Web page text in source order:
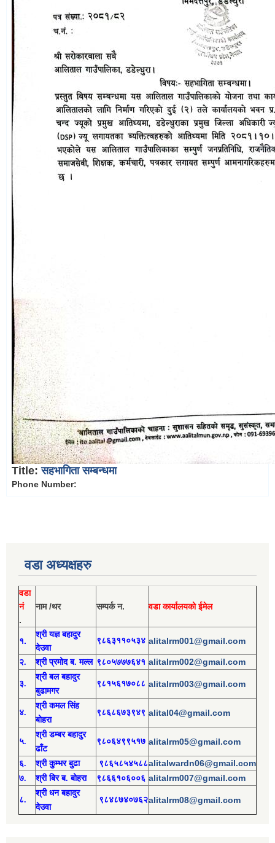
Title:सहभागिता सम्बन्धमा
Phone Number:
वडा अध्यक्षहरु
वडा
नं
.
नाम /थर सम्पर्क न. वडा कार्यालयको ईमेल
१.
श्री यज्ञ बहादुर
देउवा
९८६३११०५३४ alitalrm001@gmail.com
२. श्रीप्रमोदब. मल्ल ९८०५७७७६४१ alitalrm002@gmail.com
३.
श्रीबल बहादुर
बुढामगर
९८१५६१७०८८ alitalrm003@gmail.com
४.
श्री कमल सिंह
बोहरा
९८६८६७३९४९ alital04@gmail.com
५.
श्री डम्बर बहादुर
ढाँट
९८०६४९९५१७ alitalrm05@gmail.com
६. श्री कुम्भर बुढा ९८६५८५४५८८alitalwardn06@gmail.com
७. श्री बिर ब. बोहरा ९८६६१०६००६ alitalrm007@gmail.com
८.
श्री धन बहादुर
देउवा
९८४८७४०७६२alitalrm08@gmail.com